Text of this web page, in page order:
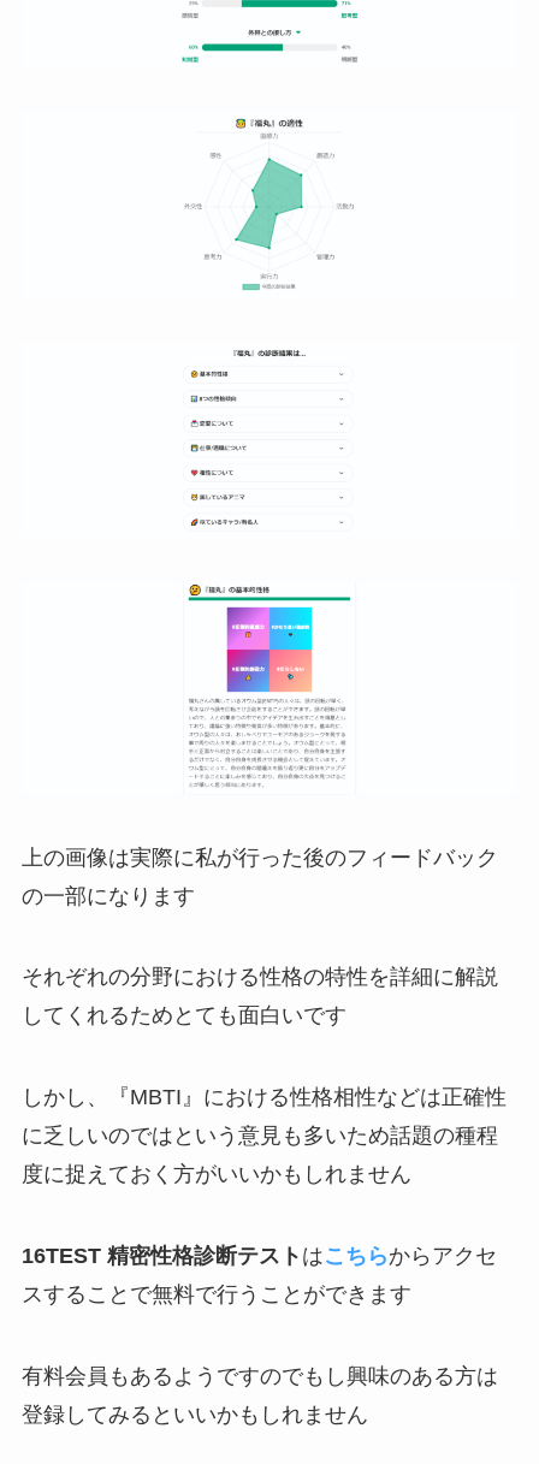
上の画像は実際に私が行った後のフィードバック
の一部になります
それぞれの分野における性格の特性を詳細に解説
してくれるためとても面白いです
しかし、『MBTI』における性格相性などは正確性
に乏しいのではという意見も多いため話題の種程
度に捉えておく方がいいかもしれません
16TEST 精密性格診断テスト はこちらからアクセ
スすることで無料で行うことができます
有料会員もあるようですのでもし興味のある方は
登録してみるといいかもしれません